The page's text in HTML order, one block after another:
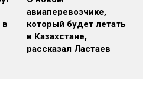
в
авиаперевозчике,
который будет летать
в Казахстане,
рассказал Ластаев